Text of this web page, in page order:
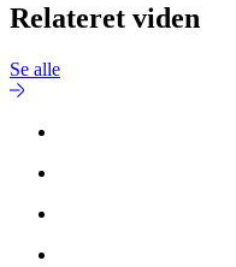
Relateret viden
Se alle